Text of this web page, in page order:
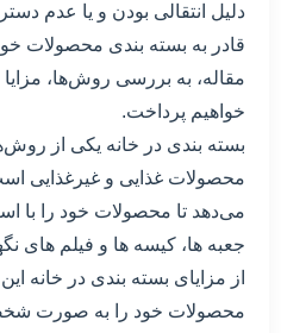
دلیل انتقالی بودن و یا عدم
قادر به بسته بندی محصولات
مقاله، به بررسی روش‌ها،
خواهیم پرداخت.
بسته بندی در خانه یکی از
محصولات غذایی و غیرغذایی
می‌دهد تا محصولات خود را با
جعبه ها، کیسه ها و فیلم های
از مزایای بسته بندی در خانه
محصولات خود را به صورت